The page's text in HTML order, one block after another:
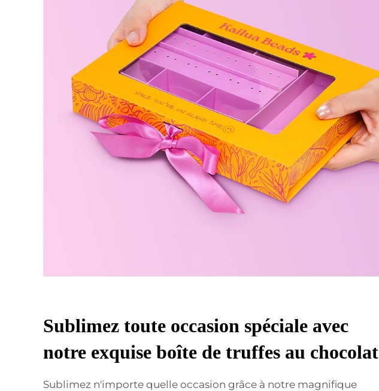
Sublimez toute occasion spéciale avec
notre exquise boîte de truffes au chocolat
Sublimez n'importe quelle occasion grâce à notre magnifique